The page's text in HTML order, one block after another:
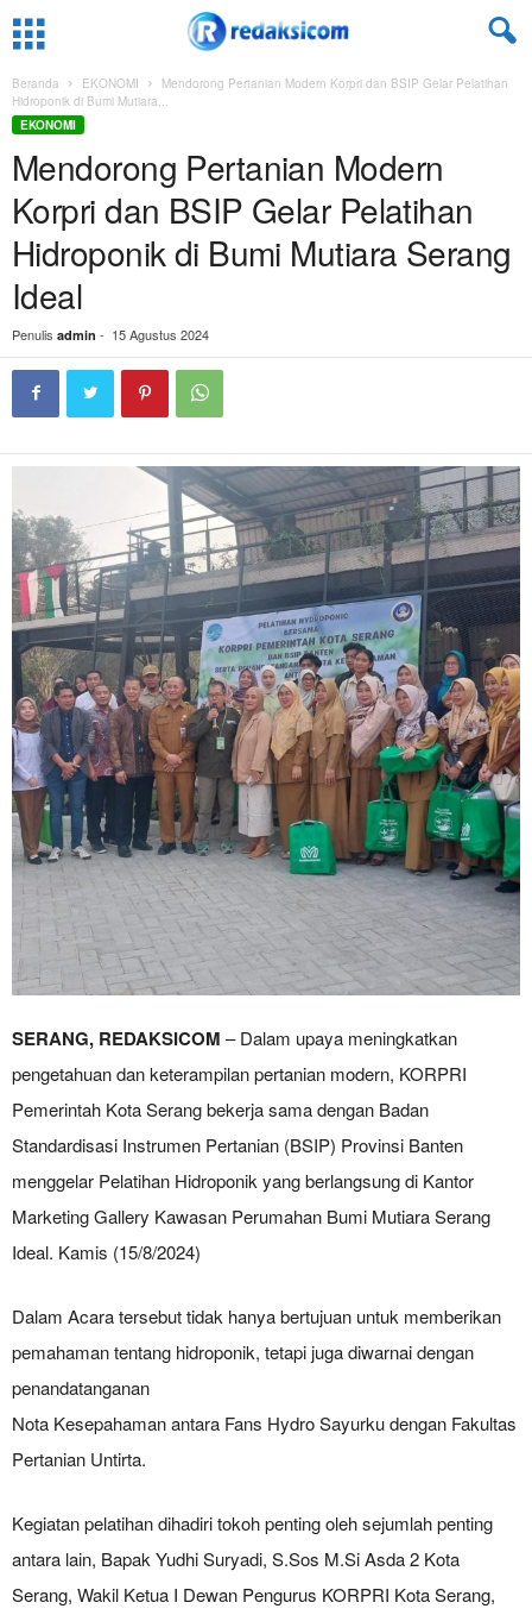
Beranda EKONOMI
Mendorong Pertanian Modern Korpri dan BSIP Gelar Pelatihan
Hidroponik di Bumi Mutiara...
EKONOMI
Mendorong Pertanian Modern
Korpri dan BSIP Gelar Pelatihan
Hidroponik di Bumi Mutiara Serang
Ideal
Penulis admin - 15 Agustus 2024
SERANG, REDAKSICOM – Dalam upaya meningkatkan
pengetahuan dan keterampilan pertanian modern, KORPRI
Pemerintah Kota Serang bekerja sama dengan Badan
Standardisasi Instrumen Pertanian (BSIP) Provinsi Banten
menggelar Pelatihan Hidroponik yang berlangsung di Kantor
Marketing Gallery Kawasan Perumahan Bumi Mutiara Serang
Ideal. Kamis (15/8/2024)
Dalam Acara tersebut tidak hanya bertujuan untuk memberikan
pemahaman tentang hidroponik, tetapi juga diwarnai dengan
penandatanganan
Nota Kesepahaman antara Fans Hydro Sayurku dengan Fakultas
Pertanian Untirta.
Kegiatan pelatihan dihadiri tokoh penting oleh sejumlah penting
antara lain, Bapak Yudhi Suryadi, S.Sos M.Si Asda 2 Kota
Serang, Wakil Ketua I Dewan Pengurus KORPRI Kota Serang,